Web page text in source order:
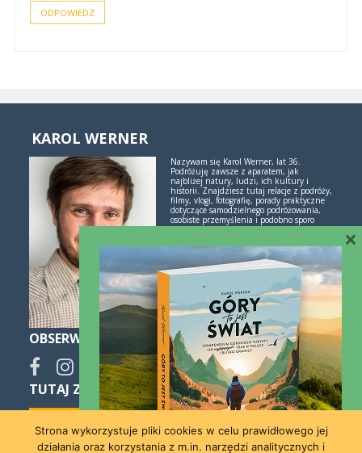
ODPOWIEDZ
KAROL WERNER
Nazywam się Karol Werner, lat 36.
Podróżuję zawsze z aparatem, jak
najbliżej natury, ludzi, ich kultury i
historii. Znajdziesz tutaj relacje z podróży,
filmy, vlogi, fotografię, porady praktyczne
dotyczące samodzielnego podróżowania,
osobiste przemyślenia i podobno sporo
inspiracji. Jeśli lubisz świetne historie i
polubimy się!
Więcej o mnie i blogu
OBSERWUJ
TUTAJ ZNAJDZIESZ SPOKO NOCLEGI:
Strona wykorzystuje pliki cookies w celu prawidłowego jej
działania oraz korzystania z m.in. narzędzi analitycznych i
×